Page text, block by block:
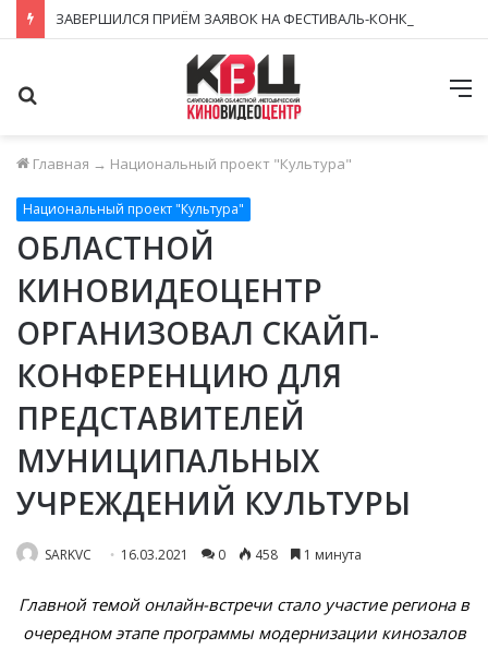
Главная → Национальный проект "Культура"
Национальный проект "Культура"
ОБЛАСТНОЙ
КИНОВИДЕОЦЕНТР
ОРГАНИЗОВАЛ СКАЙП-
КОНФЕРЕНЦИЮ ДЛЯ
ПРЕДСТАВИТЕЛЕЙ
МУНИЦИПАЛЬНЫХ
УЧРЕЖДЕНИЙ КУЛЬТУРЫ
SARKVC 16.03.2021 0 458 1 минута
Главной темой онлайн-встречи стало участие региона в
очередном этапе программы модернизации кинозалов